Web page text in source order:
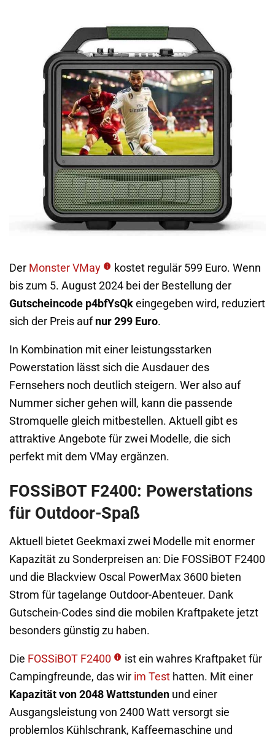
Der Monster VMay
kostet regulär 599 Euro. Wenn
bis zum 5. August 2024 bei der Bestellung der
Gutscheincode p4bfYsQk eingegeben wird, reduziert
sich der Preis auf nur 299 Euro.
In Kombination mit einer leistungsstarken
Powerstation lässt sich die Ausdauer des
Fernsehers noch deutlich steigern. Wer also auf
Nummer sicher gehen will, kann die passende
Stromquelle gleich mitbestellen. Aktuell gibt es
attraktive Angebote für zwei Modelle, die sich
perfekt mit dem VMay ergänzen.
FOSSiBOT F2400: Powerstations
für Outdoor-Spaß
Aktuell bietet Geekmaxi zwei Modelle mit enormer
Kapazität zu Sonderpreisen an: Die FOSSiBOT F2400
und die Blackview Oscal PowerMax 3600 bieten
Strom für tagelange Outdoor-Abenteuer. Dank
Gutschein-Codes sind die mobilen Kraftpakete jetzt
besonders günstig zu haben.
Die FOSSiBOT F2400
ist ein wahres Kraftpaket für
Campingfreunde, das wir im Test hatten. Mit einer
Kapazität von 2048 Wattstunden und einer
Ausgangsleistung von 2400 Watt versorgt sie
problemlos Kühlschrank, Kaffeemaschine und